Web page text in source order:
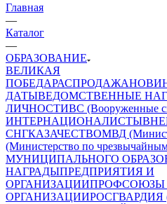
Главная
—
Каталог
—
ОБРАЗОВАНИЕ
ВЕЛИКАЯ
ПОБЕДАРАСПРОДАЖА
ДАТЫВЕДОМСТВЕННЫЕ
ЛИЧНОСТИВС (Вооруженные
ИНТЕРНАЦИОНАЛИСТЫ
СНГКАЗАЧЕСТВОМВД
(Министерство по
МУНИЦИПАЛЬНОГО
НАГРАДЫПРЕДПРИЯТИЯ И
ОРГАНИЗАЦИИПРОФСОЮЗЫ
ОРГАНИЗАЦИИРОСГВАРДИЯ